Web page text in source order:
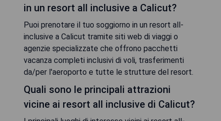
in un resort all inclusive a Calicut?
Puoi prenotare il tuo soggiorno in un resort all-
inclusive a Calicut tramite siti web di viaggi o
agenzie specializzate che offrono pacchetti
vacanza completi inclusivi di voli, trasferimenti
da/per l'aeroporto e tutte le strutture del resort.
Quali sono le principali attrazioni
vicine ai resort all inclusive di Calicut?